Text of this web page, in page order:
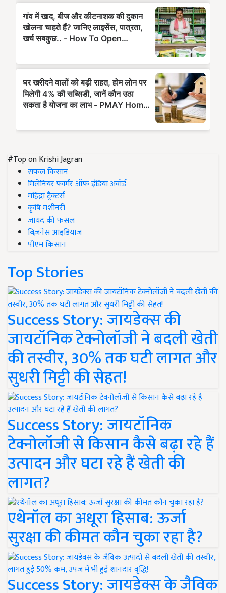
#Top on Krishi Jagran
सफल किसान
मिलेनियर फार्मर ऑफ इंडिया अवॉर्ड
महिंद्रा ट्रैक्टर्स
कृषि मशीनरी
जायद की फसल
बिज़नेस आइडियाज
पीएम किसान
Top Stories
Success Story: जायडेक्स की
जायटॉनिक टेक्नोलॉजी ने बदली खेती
की तस्वीर, 30% तक घटी लागत और
सुधरी मिट्टी की सेहत!
Success Story: जायटॉनिक
टेक्नोलॉजी से किसान कैसे बढ़ा रहे हैं
उत्पादन और घटा रहे हैं खेती की
लागत?
एथेनॉल का अधूरा हिसाब: ऊर्जा
सुरक्षा की कीमत कौन चुका रहा है?
Success Story: जायडेक्स के जैविक